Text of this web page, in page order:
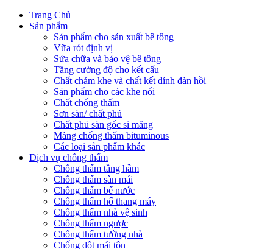
Trang Chủ
Sản phẩm
Sản phẩm cho sản xuất bê tông
Vữa rót định vị
Sửa chữa và bảo vệ bê tông
Tăng cường độ cho kết cấu
Chất chám khe và chất kết dính đàn hồi
Sản phẩm cho các khe nối
Chất chống thấm
Sơn sàn/ chất phủ
Chất phủ sàn gốc si măng
Màng chống thấm bituminous
Các loại sản phẩm khác
Dịch vụ chống thấm
Chống thấm tầng hầm
Chống thấm sàn mái
Chống thấm bể nước
Chống thấm hố thang máy
Chống thấm nhà vệ sinh
Chống thấm ngược
Chống thấm tường nhà
Chống dột mái tôn